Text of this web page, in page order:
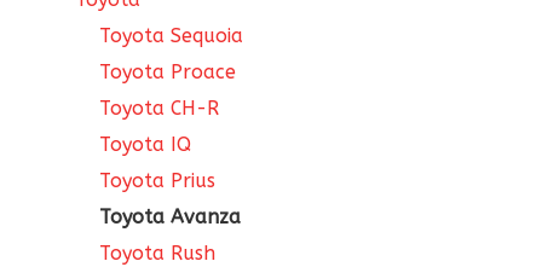
Toyota Sequoia
Toyota Proace
Toyota CH-R
Toyota IQ
Toyota Prius
Toyota Avanza
Toyota Rush